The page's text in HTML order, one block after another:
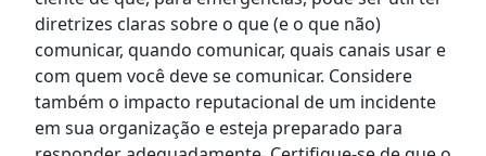
diretrizes claras sobre o que (e o que não)
comunicar, quando comunicar, quais canais usar e
com quem você deve se comunicar. Considere
também o impacto reputacional de um incidente
em sua organização e esteja preparado para